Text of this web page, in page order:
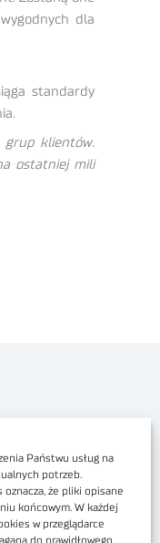
Państwu usług na
potrzeb.
że pliki opisane
końcowym. W każdej
w przeglądarce
do prawidłowego
dla
standardy
grup klientów.
ostatniej mili